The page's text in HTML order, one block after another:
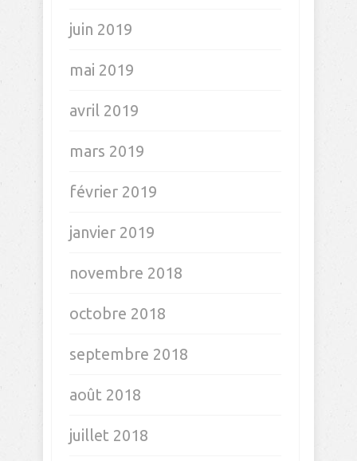
juin 2019
mai 2019
avril 2019
mars 2019
février 2019
janvier 2019
novembre 2018
octobre 2018
septembre 2018
août 2018
juillet 2018